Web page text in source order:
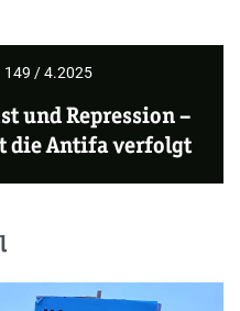
149 / 4.2025
und Repression –
die Antifa verfolgt